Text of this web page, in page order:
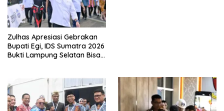
Zulhas Apresiasi Gebrakan
Bupati Egi, IDS Sumatra 2026
Bukti Lampung Selatan Bisa